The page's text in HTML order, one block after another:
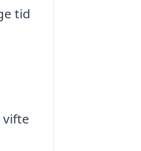
tid
vifte